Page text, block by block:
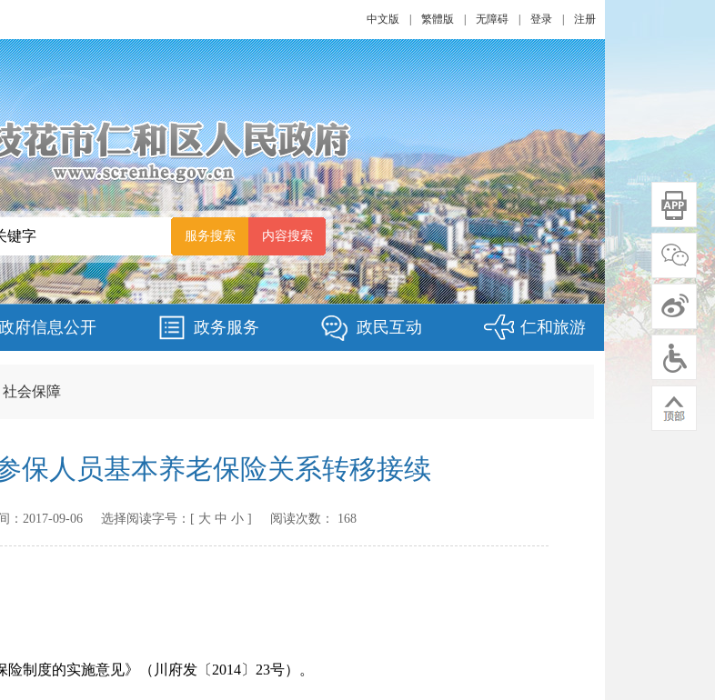
中文版 繁體版 无障碍 登录 注册
府信息公开 政务服务 政民互动 仁和旅游
社会保障
保人员基本养老保险关系转移接续
： 2017-09-06选择阅读字号：[ 大 中 小] 阅读次数： 168
制度的实施意见》（川府发〔2014〕23号）。